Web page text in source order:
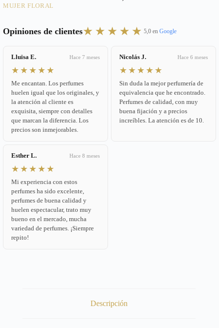
MUJER FLORAL
Opiniones de clientes★★★★★ 5,0 en Google
Lluïsa E. Hace 7 meses
★★★★★
Me encantan. Los perfumes
huelen igual que los originales, y
la atención al cliente es
exquisita, siempre con detalles
que marcan la diferencia. Los
precios son inmejorables.
Nicolás J. Hace 6 meses
★★★★★
Sin duda la mejor perfumería de
equivalencia que he encontrado.
Perfumes de calidad, con muy
buena fijación y a precios
increíbles. La atención es de 10.
Esther L. Hace 8 meses
★★★★★
Mi experiencia con estos
perfumes ha sido excelente,
perfumes de buena calidad y
huelen espectacular, trato muy
bueno en el mercado, mucha
variedad de perfumes. ¡Siempre
repito!
Descripción